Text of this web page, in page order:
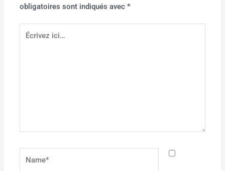
obligatoires sont indiqués avec*
Écrivez
ici…